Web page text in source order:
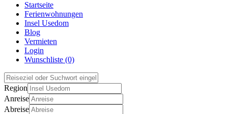
Startseite
Ferienwohnungen
Insel Usedom
Blog
Vermieten
Login
Wunschliste (0)
Region
Anreise
Abreise